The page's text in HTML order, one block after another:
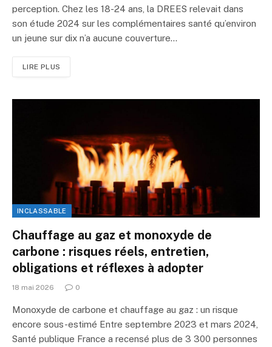
perception. Chez les 18-24 ans, la DREES relevait dans
son étude 2024 sur les complémentaires santé qu’environ
un jeune sur dix n’a aucune couverture…
LIRE PLUS
INCLASSABLE
Chauffage au gaz et monoxyde de
carbone : risques réels, entretien,
obligations et réflexes à adopter
18 mai 2026 0
Monoxyde de carbone et chauffage au gaz : un risque
encore sous-estimé Entre septembre 2023 et mars 2024,
Santé publique France a recensé plus de 3 300 personnes